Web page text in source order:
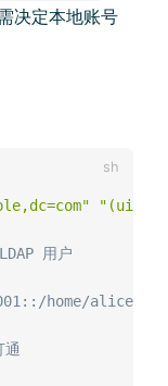
决定本地账号
用户
home/alice:/
通